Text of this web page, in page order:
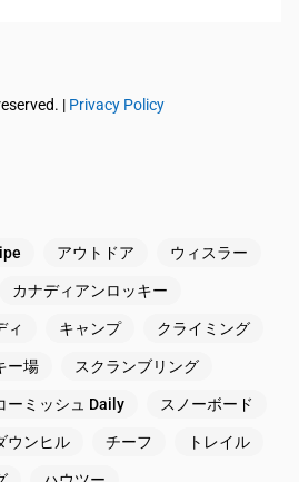
| Privacy Policy
アウトドア ウィスラー
カナディアンロッキー
ィ キャンプ クライミング
ー場 スクランブリング
ーミッシュ Daily スノーボード
ウンヒル チーフ トレイル